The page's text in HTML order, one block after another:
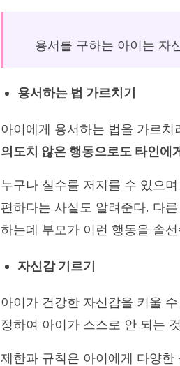
용서를 구하는 아이는 자
용서하는 법 가르치기
아이에게 용서하는 법을 가르
의도치 않은 행동으로도 타인에
누구나 실수를 저지를 수 있으
편하다는 사실도 알려준다. 다
하는데 부모가 이런 행동을 솔
자신감 기르기
아이가 건강한 자신감을 키울
정하여 아이가 스스로 안 되는
제한과 규칙은 아이에게 다양